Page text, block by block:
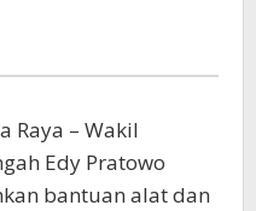
Raya – Wakil
Edy Pratowo
bantuan alat dan